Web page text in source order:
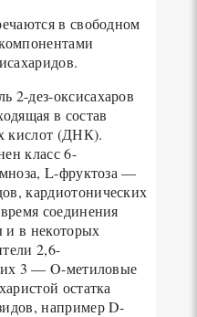
в свободном
2-дез-оксисахаров
в состав
кислот (ДНК).
класс 6-
L-фруктоза —
кардиотонических
соединения
в некоторых
2,6-
их 3 — O-метиловые
остатка
например D-